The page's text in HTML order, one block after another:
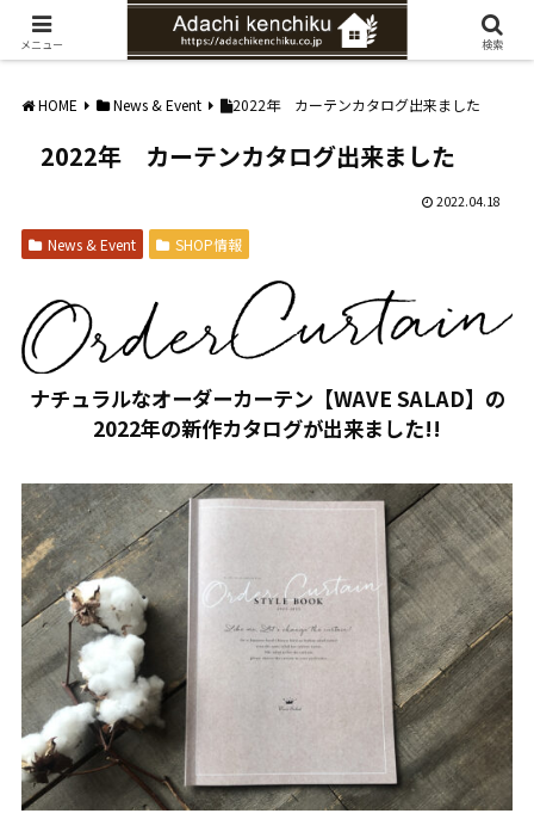
愛知県みよし市の工務店。自然素材を使ったナチュラルな家づくりをご提案
HOME News & Event 2022年 カーテンカタログ出来ました
2022年 カーテンカタログ出来ました
2022.04.18
News & Event SHOP情報
ナチュラルなオーダーカーテン【WAVE SALAD】の
2022年の新作カタログが出来ました!!
メニュー 検索